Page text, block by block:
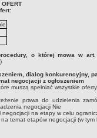
OFERT
o której mowa w
dialog konkurencyjny,
negocjacji z ogłoszeniem
muszą spełniać wszystkie
prawa do udzielenia
negocjacjiNie
negocjacji na etapy w celu
temat etapów negocjacji (w tym